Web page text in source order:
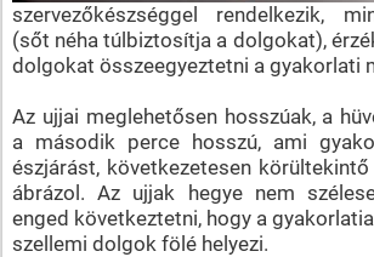
szervezőkészséggel rendelkezik,
(sőt néha túlbiztosítja a dolgokat),
dolgokat összeegyeztetni a gyakorlati
Az ujjai meglehetősen hosszúak, a
a második perce hosszú, ami
észjárást, következetesen
ábrázol. Az ujjak hegye nem
enged következtetni, hogy a
szellemi dolgok fölé helyezi.